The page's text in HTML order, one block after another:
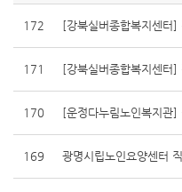
172 [강북실버종합복지센터
171 [강북실버종합복지센터
170 [운정다누림노인복지관
169 광명시립노인요양센터